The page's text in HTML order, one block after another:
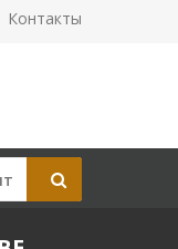
Контакты